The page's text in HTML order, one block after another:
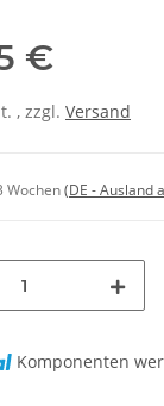
€
, zzgl. Versand
Wochen(DE - Ausland
Komponenten